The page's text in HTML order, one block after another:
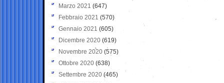
Marzo 2021 (647)
Febbraio 2021 (570)
Gennaio 2021 (605)
Dicembre 2020 (619)
Novembre 2020 (575)
Ottobre 2020 (638)
Settembre 2020(465)